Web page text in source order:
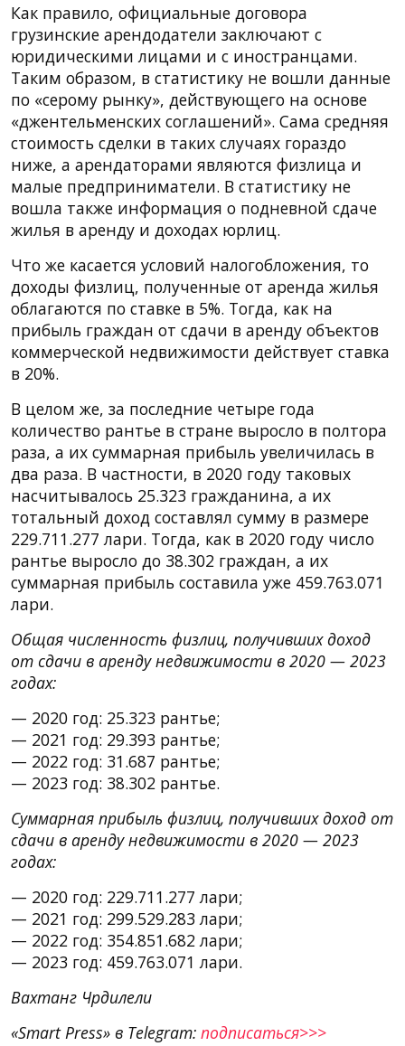
Как правило, официальные договора
грузинские арендодатели заключают с
юридическими лицами и с иностранцами.
Таким образом, в статистику не вошли данные
по «серому рынку», действующего на основе
«джентельменских соглашений». Сама средняя
стоимость сделки в таких случаях гораздо
ниже, а арендаторами являются физлица и
малые предприниматели. В статистику не
вошла также информация о подневной сдаче
жилья в аренду и доходах юрлиц.
Что же касается условий налогобложения, то
доходы физлиц, полученные от аренда жилья
облагаются по ставке в 5%. Тогда, как на
прибыль граждан от сдачи в аренду объектов
коммерческой недвижимости действует ставка
в 20%.
В целом же, за последние четыре года
количество рантье в стране выросло в полтора
раза, а их суммарная прибыль увеличилась в
два раза. В частности, в 2020 году таковых
насчитывалось 25.323 гражданина, а их
тотальный доход составлял сумму в размере
229.711.277 лари. Тогда, как в 2020 году число
рантье выросло до 38.302 граждан, а их
суммарная прибыль составила уже 459.763.071
лари.
Общая численность физлиц, получивших доход
от сдачи в аренду недвижимости в 2020 — 2023
годах:
— 2020 год: 25.323 рантье;
— 2021 год: 29.393 рантье;
— 2022 год: 31.687 рантье;
— 2023 год: 38.302 рантье.
Суммарная прибыль физлиц, получивших доход от
сдачи в аренду недвижимости в 2020 — 2023
годах:
— 2020 год: 229.711.277 лари;
— 2021 год: 299.529.283 лари;
— 2022 год: 354.851.682 лари;
— 2023 год: 459.763.071 лари.
Вахтанг Чрдилели
«Smart Press» в Telegram: подписаться>>>